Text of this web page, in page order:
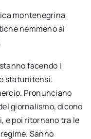
montenegrina
nemmeno ai
facendo i
statunitensi:
Pronunciano
giornalismo, dicono
e poi ritornano tra le
Sanno